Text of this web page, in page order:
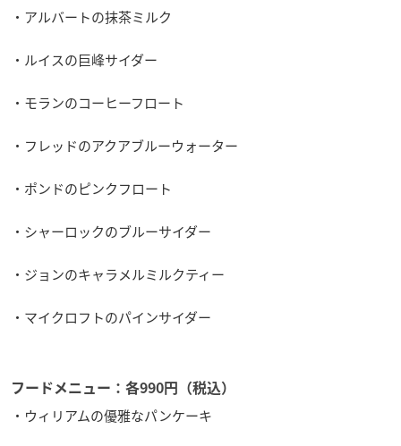
・アルバートの抹茶ミルク
・ルイスの巨峰サイダー
・モランのコーヒーフロート
・フレッドのアクアブルーウォーター
・ポンドのピンクフロート
・シャーロックのブルーサイダー
・ジョンのキャラメルミルクティー
・マイクロフトのパインサイダー
フードメニュー：各990円（税込）
・ウィリアムの優雅なパンケーキ